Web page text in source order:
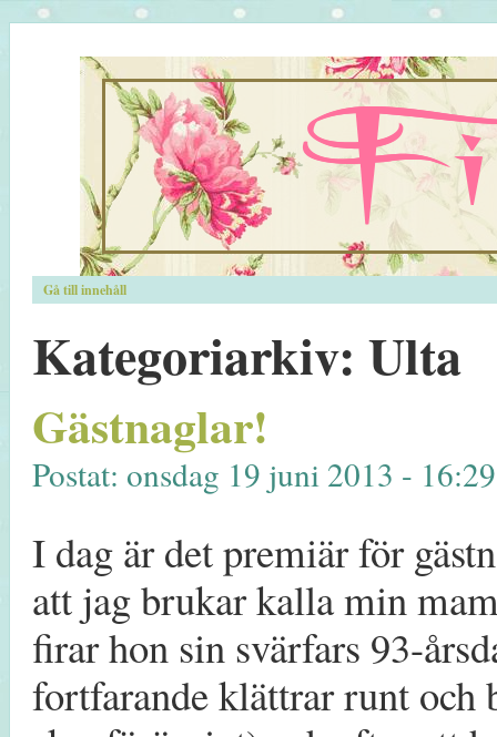
Gå till innehåll
Kategoriarkiv: Ulta
Gästnaglar!
Postat: onsdag 19 juni 2013 -
I dag är det premiär för
att jag brukar kalla min
firar hon sin svärfars 93-
fortfarande klättrar runt och